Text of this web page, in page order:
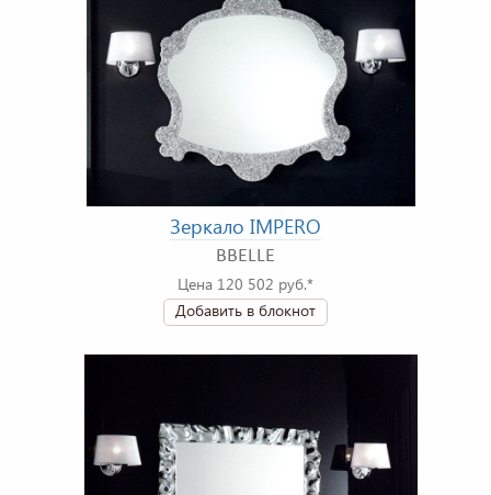
Зеркало IMPERO
BBELLE
Цена 120 502 руб.*
Добавить в блокнот